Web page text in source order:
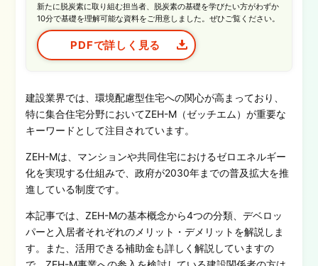
新たに脱炭素に取り組む担当者、脱炭素の基礎を学びたい方がわずか
10分で基礎を理解可能な資料をご用意しました。ぜひご覧ください。
PDFで詳しく見る
建設業界では、環境配慮型住宅への関心が高まっており、
特に集合住宅分野においてZEH-M（ゼッチエム）が重要な
キーワードとして注目されています。
ZEH-Mは、マンションや共同住宅におけるゼロエネルギー
化を実現する仕組みで、政府が2030年までの普及拡大を推
進している制度です。
本記事では、ZEH-Mの基本概念から4つの分類、デベロッ
パーと入居者それぞれのメリット・デメリットを解説しま
す。また、活用できる補助金も詳しく解説していますの